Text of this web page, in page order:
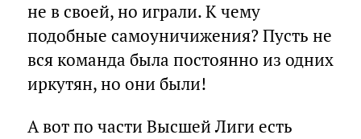
не в своей, но играли. К чему
подобные самоуничижения? Пусть не
вся команда была постоянно из одних
иркутян, но они были!
А вот по части Высшей Лиги есть